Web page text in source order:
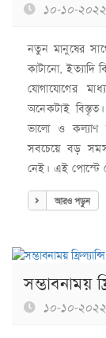
১০-১০-২০২২
নতুন মানুষের
কাটানো,
যোগাযোগের
অনেকটাই
ভালো ও কল্যাণ
সবচেয়ে বড়
নেই। এই পোস্টে
আরও পড়ুন
সম্ভাবনাময়
১০-১০-২০২২